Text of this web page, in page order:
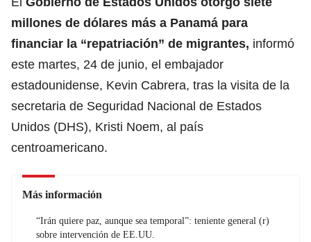
millones de dólares más a Panamá para
financiar la “repatriación” de migrantes, informó
este martes, 24 de junio, el embajador
estadounidense, Kevin Cabrera, tras la visita de la
secretaria de Seguridad Nacional de Estados
Unidos (DHS), Kristi Noem, al país
centroamericano.
Más información
“Irán quiere paz, aunque sea temporal”: teniente general (r)
sobre intervención de EE.UU.